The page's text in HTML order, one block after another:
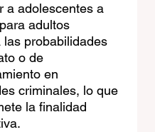
a adolescentes a
adultos
las probabilidades
o de
en
criminales, lo que
la finalidad